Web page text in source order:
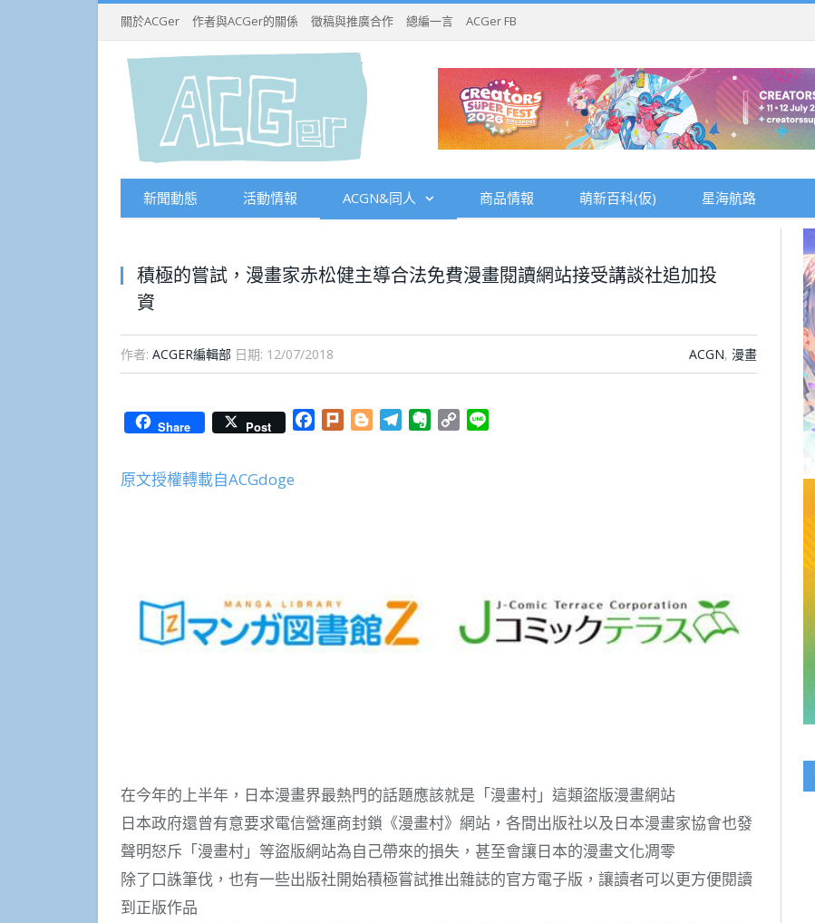
關於ACGer 作者與ACGer的關係 徵稿與推廣合作 總編一言 ACGer FB
新聞動態 活動情報 ACGN&同人 商品情報 萌新百科(仮) 星海航路
積極的嘗試，漫畫家赤松健主導合法免費漫畫閱讀網站接受講談社追加投
資
作者: ACGER編輯部 日期: 12/07/2018 ACGN, 漫畫
Share Post Facebook
Plurk BloggerTelegramEvernote
Copy
原文授權轉載自ACGdoge
在今年的上半年，日本漫畫界最熱門的話題應該就是「漫畫村」這類盜版漫畫網站
日本政府還曾有意要求電信營運商封鎖《漫畫村》網站，各間出版社以及日本漫畫家協會也發
聲明怒斥「漫畫村」等盜版網站為自己帶來的損失，甚至會讓日本的漫畫文化凋零
除了口誅筆伐，也有一些出版社開始積極嘗試推出雜誌的官方電子版，讓讀者可以更方便閱讀
到正版作品